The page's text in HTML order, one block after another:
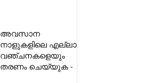
അവസാന
നാളുകളിലെ എല്ലാ
വഞ്ചനകളെയും
തരണം ചെയ്യുക -